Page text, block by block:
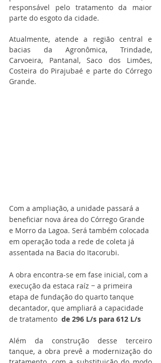
responsável pelo tratamento da maior
parte do esgoto da cidade.
Atualmente, atende a região central e
bacias da Agronômica, Trindade,
Carvoeira, Pantanal, Saco dos Limões,
Costeira do Pirajubaé e parte do Córrego
Grande.
Com a ampliação, a unidade passará a
beneficiar nova área do Córrego Grande
e Morro da Lagoa. Será também colocada
em operação toda a rede de coleta já
assentada na Bacia do Itacorubi.
A obra encontra-se em fase inicial, com a
execução da estaca raíz − a primeira
etapa de fundação do quarto tanque
decantador, que ampliará a capacidade
de tratamento de 296 L/s para 612 L/s
Além da construção desse terceiro
tanque, a obra prevê a modernização do